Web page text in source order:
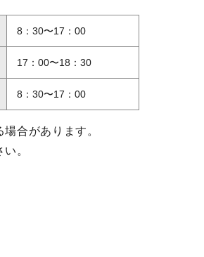
8：30〜17：00
17：00〜18：30
8：30〜17：00
合があります。
。